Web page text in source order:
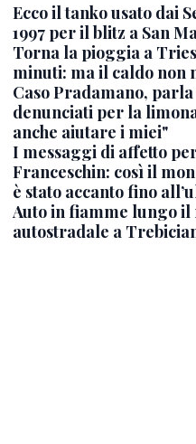
Ecco il tanko usato dai
1997 per il blitz a San
Torna la pioggia a
minuti: ma il caldo non
Caso Pradamano,
denunciati per la
anche aiutare i miei"
I messaggi di affetto
Franceschin: così il
è stato accanto fino
Auto in fiamme lungo il
autostradale a